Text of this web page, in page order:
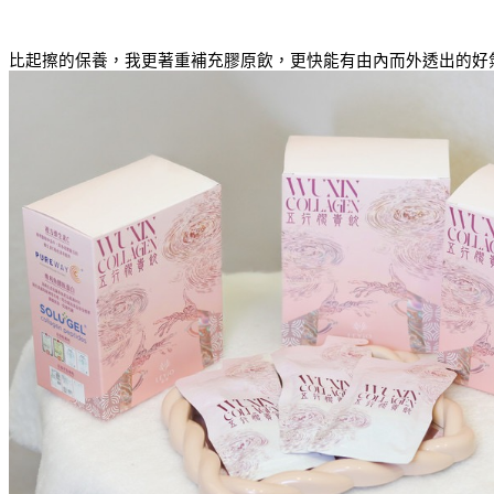
比起擦的保養，我更著重補充膠原飲，更快能有由內而外透出的好